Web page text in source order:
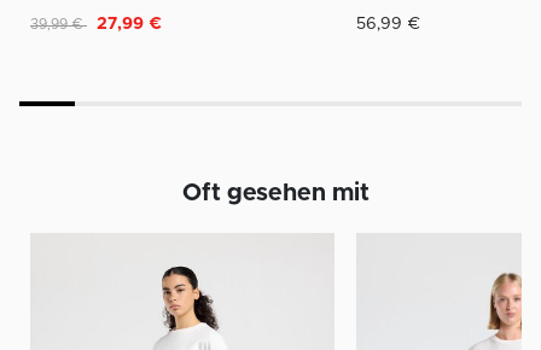
Reduziert von
39,99 € auf
27,99 € 56,99 €
Oft gesehen mit